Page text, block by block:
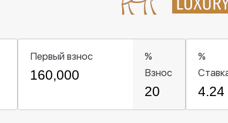
Первый взнос
%
Взнос
%